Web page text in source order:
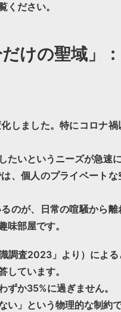
ください。
けの聖域」
しました。特にコロナ
いというニーズが急速
、個人のプライベート
のが、日常の喧騒から
味部屋です。
調査2023」より）によ
ています。
ずか35%に過ぎません。
」という物理的な制約で